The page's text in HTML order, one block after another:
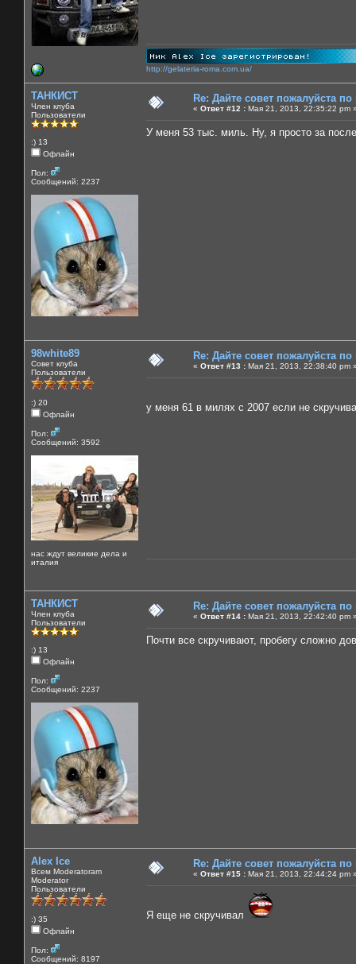
http://gelateria-roma.com.ua/
ТАНКИСТ
Член клуба
Пользователи
:) 13
Офлайн
Пол:
Сообщений: 2237
Re: Дайте совет пожалуйста
« Ответ #12 : Мая 21, 2013, 22:35:22 pm
У меня 53 тыс. миль. Ну, я просто за
98white89
Совет клуба
Пользователи
:) 20
Офлайн
Пол:
Сообщений: 3592
нас ждут великие дела и
италия
Re: Дайте совет пожалуйста
« Ответ #13 : Мая 21, 2013, 22:38:40 pm
у меня 61 в милях с 2007 если не
ТАНКИСТ
Член клуба
Пользователи
:) 13
Офлайн
Пол:
Сообщений: 2237
Re: Дайте совет пожалуйста
« Ответ #14 : Мая 21, 2013, 22:42:40 pm
Почти все скручивают, пробегу сложно
Alex Ice
Всем Moderatoram
Moderator
Пользователи
:) 35
Офлайн
Пол:
Сообщений: 8197
Re: Дайте совет пожалуйста
« Ответ #15 : Мая 21, 2013, 22:44:24 pm
Я еще не скручивал